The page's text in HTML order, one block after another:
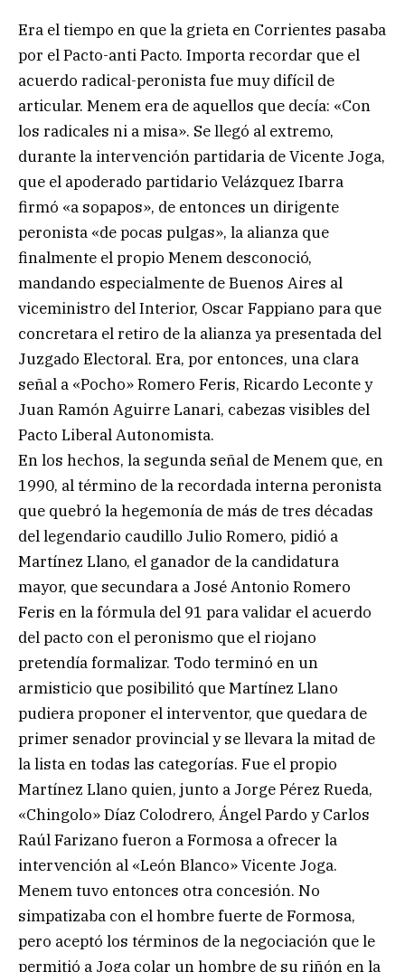
Era el tiempo en que la grieta en Corrientes pasaba
por el Pacto-anti Pacto. Importa recordar que el
acuerdo radical-peronista fue muy difícil de
articular. Menem era de aquellos que decía: «Con
los radicales ni a misa». Se llegó al extremo,
durante la intervención partidaria de Vicente Joga,
que el apoderado partidario Velázquez Ibarra
firmó «a sopapos», de entonces un dirigente
peronista «de pocas pulgas», la alianza que
finalmente el propio Menem desconoció,
mandando especialmente de Buenos Aires al
viceministro del Interior, Oscar Fappiano para que
concretara el retiro de la alianza ya presentada del
Juzgado Electoral. Era, por entonces, una clara
señal a «Pocho» Romero Feris, Ricardo Leconte y
Juan Ramón Aguirre Lanari, cabezas visibles del
Pacto Liberal Autonomista.
En los hechos, la segunda señal de Menem que, en
1990, al término de la recordada interna peronista
que quebró la hegemonía de más de tres décadas
del legendario caudillo Julio Romero, pidió a
Martínez Llano, el ganador de la candidatura
mayor, que secundara a José Antonio Romero
Feris en la fórmula del 91 para validar el acuerdo
del pacto con el peronismo que el riojano
pretendía formalizar. Todo terminó en un
armisticio que posibilitó que Martínez Llano
pudiera proponer el interventor, que quedara de
primer senador provincial y se llevara la mitad de
la lista en todas las categorías. Fue el propio
Martínez Llano quien, junto a Jorge Pérez Rueda,
«Chingolo» Díaz Colodrero, Ángel Pardo y Carlos
Raúl Farizano fueron a Formosa a ofrecer la
intervención al «León Blanco» Vicente Joga.
Menem tuvo entonces otra concesión. No
simpatizaba con el hombre fuerte de Formosa,
pero aceptó los términos de la negociación que le
permitió a Joga colar un hombre de su riñón en la